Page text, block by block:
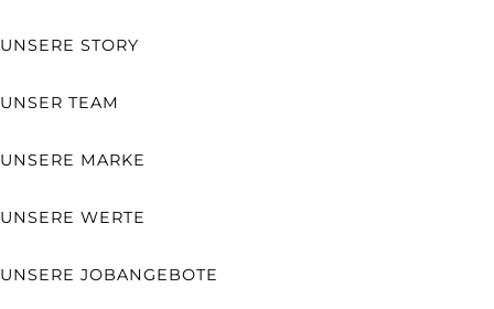
UNSERE STORY
UNSER TEAM
UNSERE MARKE
UNSERE WERTE
UNSERE JOBANGEBOTE